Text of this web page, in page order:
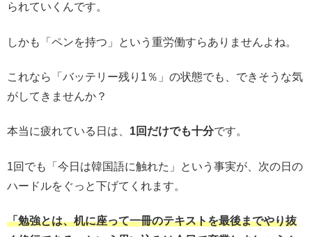
られていくんです。
しかも「ペンを持つ」という重労働すらありませんよね。
これなら「バッテリー残り1％」の状態でも、できそうな気
がしてきませんか？
本当に疲れている日は、 1回だけでも十分です。
1回でも「今日は韓国語に触れた」という事実が、次の日の
ハードルをぐっと下げてくれます。
「勉強とは、机に座って一冊のテキストを最後までやり抜